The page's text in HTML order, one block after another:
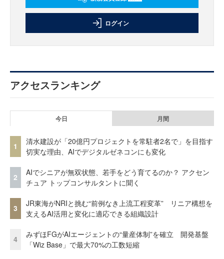
ログイン
アクセスランキング
今日 月間
1
清水建設が「20億円プロジェクトを常駐者2名で」を目指す
切実な理由、AIでデジタルゼネコンにも変化
2
AIでシニアが無双状態、若手をどう育てるのか？ アクセン
チュア トップコンサルタントに聞く
3
JR東海がNRIと挑む“前例なき上流工程変革” リニア構想を
支えるAI活用と変化に適応できる組織設計
4
みずほFGがAIエージェントの“量産体制”を確立 開発基盤
「Wiz Base」で最大70%の工数短縮